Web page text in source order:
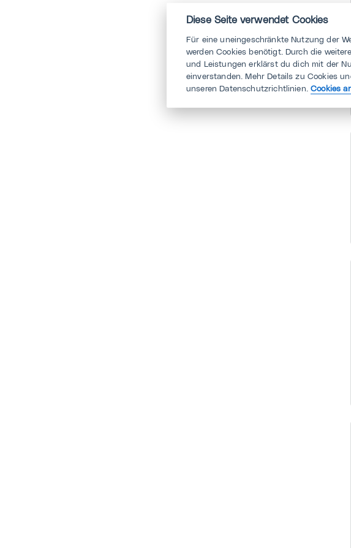
Diese Seite verwendet Cookies
Für eine uneingeschränkte Nutzung der
werden Cookies benötigt. Durch die
und Leistungen erklärst du dich mit der
einverstanden. Mehr Details zu Cookies
unseren Datenschutzrichtlinien.Cookies